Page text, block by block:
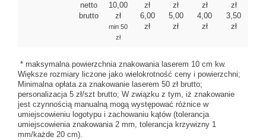
netto
brutto
10,00
zł
min 50
zł
zł
6,00
zł
zł
5,00
zł
zł
4,00
zł
zł
3,50
zł
* maksymalna powierzchnia znakowania laserem 10 cm kw.
Większe rozmiary liczone jako wielokrotność ceny i powierzchni;
Minimalna opłata za znakowanie laserem 50 zł brutto;
personalizacja 5 zł/szt brutto; W związku z tym, iż znakowanie
jest czynnością manualną mogą występować różnice w
umiejscowieniu logotypu i zachowaniu kątów (tolerancja
umiejscowienia znakowania 2 mm, tolerancja krzywizny 1
mm/każde 20 cm).